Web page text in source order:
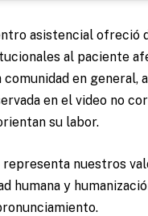
asistencial ofreció
al paciente
en general,
en el video no
su labor.
representa nuestros
humana y